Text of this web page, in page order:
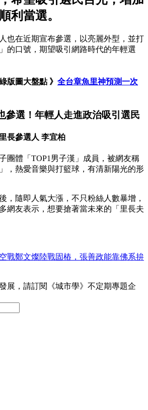
利當選。
也在近期宣布參選，以亮麗外型，並打
的口號，期望吸引網路時代的年輕選
版圖大盤點 》 全台章魚里神預測一次
參選！年輕人走進政治吸引選民
長參選人 李宜柏
團體「TOP1男子漢」成員，被網友稱
，熱愛音樂與打籃球，有清新陽光的形
，隨即人氣大漲，不只粉絲人數暴增，
網友表示，想要搶著當未來的「里長夫
戰鄭文燦陸戰固樁，張善政能靠佛系拚
展，請訂閱《城市學》不定期專題企